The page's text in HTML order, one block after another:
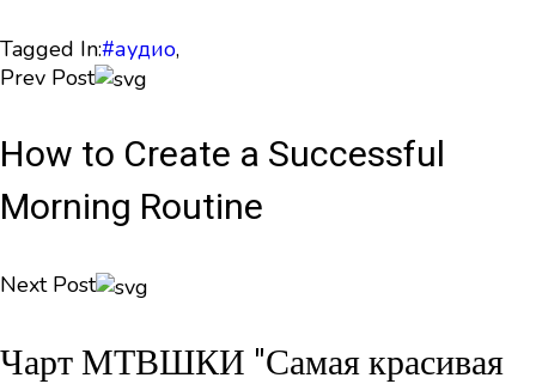
Tagged In:#аудио,
Prev Post
How to Create a Successful
Morning Routine
Next Post
Чарт МТВШКИ "Самая красивая